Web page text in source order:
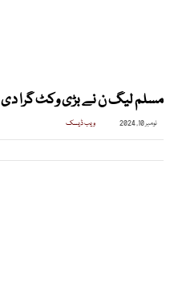
مسلم لیگ ن نے بڑی وکٹ گرا دی
نومبر 10, 2024 ویب ڈیسک